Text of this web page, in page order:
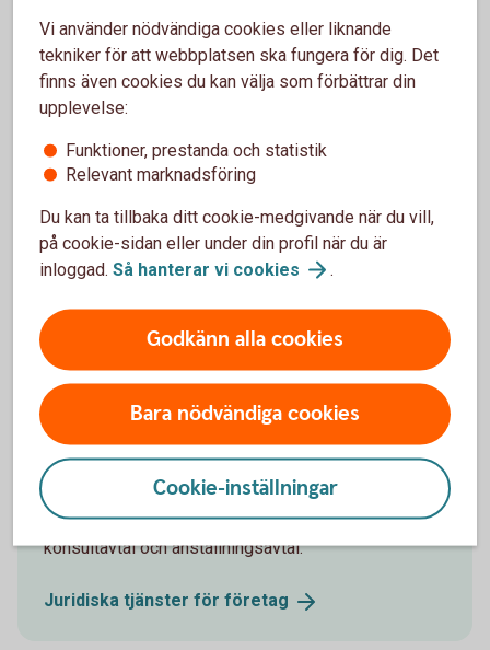
Ansvaret upphör när företaget är avregistrerat och
skulderna reglerade — ofta inom några veckor. Avtal som
bankkonton, hyreskontrakt och abonnemang avslutas.
Handelsbolag
I handelsbolag måste alla delägare vara överens om
avvecklingen. Bolaget avregistreras hos Bolagsverket,
skulder betalas och tillgångar säljs. Delägarna är personligt
ansvariga tills bolaget är avregistrerat och alla skulder är
arbetsgivaravgifter hos Skatteverket.
Behöver du hjälp med
juridiken?
Vi kan hjälpa dig med till exempel aktieägaravtal,
konsultavtal och anställningsavtal.
Juridiska tjänster för företag
Vi använder nödvändiga cookies eller liknande
tekniker för att webbplatsen ska fungera för dig. Det
finns även cookies du kan välja som förbättrar din
upplevelse:
Funktioner, prestanda och statistik
Relevant marknadsföring
Du kan ta tillbaka ditt cookie-medgivande när du vill,
på cookie-sidan eller under din profil när du är
inloggad. Så hanterar vi cookies .
Godkänn alla cookies
Bara nödvändiga cookies
Cookie-inställningar